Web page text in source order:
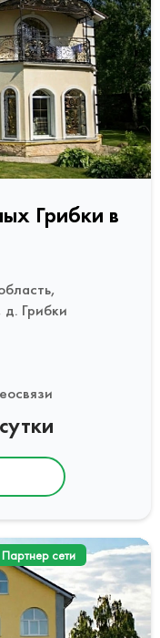
Грибки в
Грибки
Партнер сети